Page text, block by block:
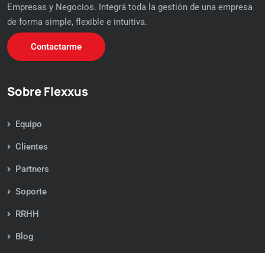
Empresas y Negocios. Integrá toda la gestión de una empresa
de forma simple, flexible e intuitiva.
Contactarme
Sobre Flexxus
Equipo
Clientes
Partners
Soporte
RRHH
Blog